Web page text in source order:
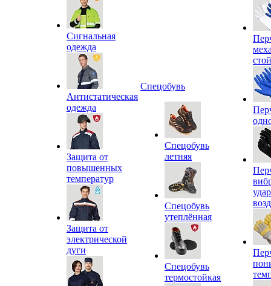
Сигнальная
одежда
Антистатическая
одежда
Защита от
повышенных
температур
Защита от
электрической
дуги
Спецобувь
Спецобувь
летняя
Спецобувь
утеплённая
Спецобувь
термостойкая